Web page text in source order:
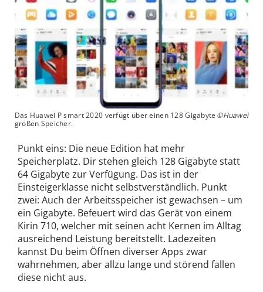
Das Huawei P smart 2020 verfügt über einen 128 Gigabyte
großen Speicher.
©Huawei
Punkt eins: Die neue Edition hat mehr
Speicherplatz. Dir stehen gleich 128 Gigabyte statt
64 Gigabyte zur Verfügung. Das ist in der
Einsteigerklasse nicht selbstverständlich. Punkt
zwei: Auch der Arbeitsspeicher ist gewachsen – um
ein Gigabyte. Befeuert wird das Gerät von einem
Kirin 710, welcher mit seinen acht Kernen im Alltag
ausreichend Leistung bereitstellt. Ladezeiten
kannst Du beim Öffnen diverser Apps zwar
wahrnehmen, aber allzu lange und störend fallen
diese nicht aus.